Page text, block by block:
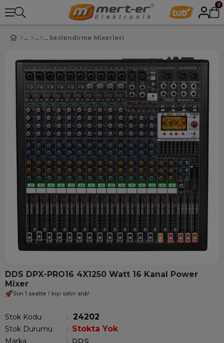
0
Seslendirme Mixerleri
DDS DPX-PRO16 4X1250 Watt 16 Kanal Power
Mixer
Son 1 saatte 1 kişi satın aldı!
Stok Kodu 24202
Stok Durumu : Stokta Yok
Marka : DDS